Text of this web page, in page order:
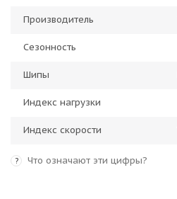
Производитель
Сезонность
Шипы
Индекс нагрузки
Индекс скорости
? Что означают эти цифры?